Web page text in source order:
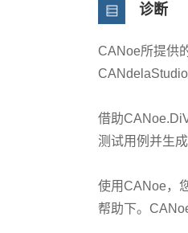
诊断
CANoe所提供
借助
测试用例并生
使用CANoe，
帮助下。